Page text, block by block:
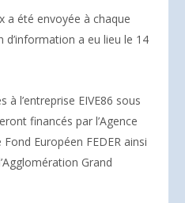
a été envoyée à chaque
a eu lieu le 14
l’entreprise EIVE86 sous
financés par l’Agence
Européen FEDER ainsi
Grand